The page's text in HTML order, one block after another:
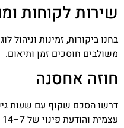
שירות לקוחות
בחנו ביקורות, זמינות וניהול
משולבים חוסכים זמן ותיאום.
חוזה אחסנה
דרשו הסכם שקוף עם שעות
עצמית והודעת פינוי של 7–14 יום.